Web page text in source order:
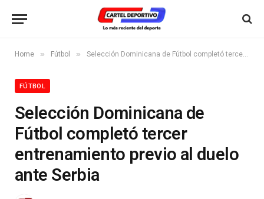
Home » Fútbol » Selección Dominicana de Fútbol completó tercer entrenamiento previo al duelo ante Serbia
FÚTBOL
Selección Dominicana de
Fútbol completó tercer
entrenamiento previo al duelo
ante Serbia